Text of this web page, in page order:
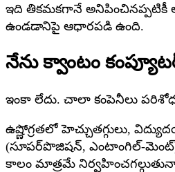
ఇది తికమకగానే అనిపించినప్పటికీ
ఉండడానిపై ఆధారపడి ఉంది.
నేను క్వాంటం
ఇంకా లేదు. చాలా కంపెనీలు
ఉష్ణోగ్రతలో హెచ్చుతగ్గులు,
(సూపర్‌పొజిషన్, ఎంటాంగిల్-
కాలం మాత్రమే